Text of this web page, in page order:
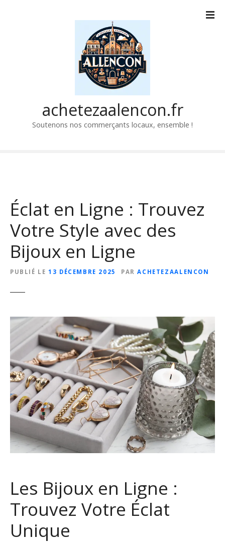
achetezaalencon.fr
Soutenons nos commerçants locaux, ensemble !
Éclat en Ligne : Trouvez
Votre Style avec des
Bijoux en Ligne
PUBLIÉ LE 13 DÉCEMBRE 2025 PAR ACHETEZAALENCON
Les Bijoux en Ligne :
Trouvez Votre Éclat
Unique